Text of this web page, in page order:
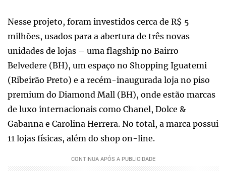
Nesse projeto, foram investidos cerca de R$ 5
milhões, usados para a abertura de três novas
unidades de lojas – uma flagship no Bairro
Belvedere (BH), um espaço no Shopping Iguatemi
(Ribeirão Preto) e a recém-inaugurada loja no piso
premium do Diamond Mall (BH), onde estão marcas
de luxo internacionais como Chanel, Dolce &
Gabanna e Carolina Herrera. No total, a marca possui
11 lojas físicas, além do shop on-line.